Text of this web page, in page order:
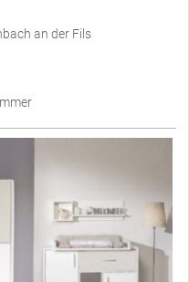
an der Fils